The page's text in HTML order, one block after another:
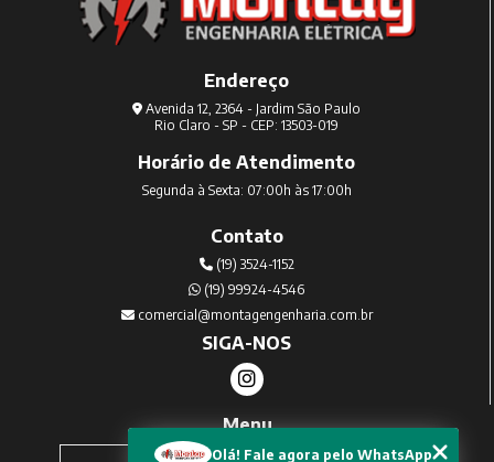
Endereço
Avenida 12, 2364 - Jardim São Paulo
Rio Claro - SP - CEP: 13503-019
Horário de Atendimento
Segunda à Sexta: 07:00h às 17:00h
Contato
(19) 3524-1152
(19) 99924-4546
comercial@montagengenharia.com.br
SIGA-NOS
Menu
Home
Olá! Fale agora pelo WhatsApp